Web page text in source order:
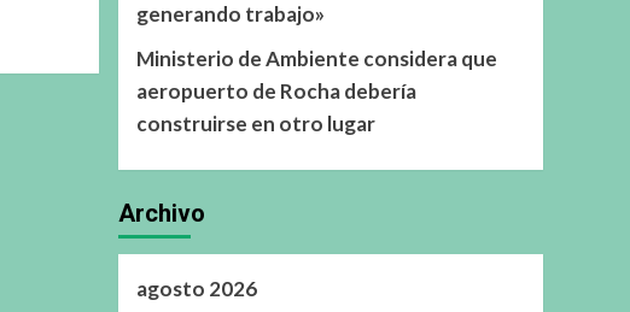
generando trabajo»
Ministerio de Ambiente considera que
aeropuerto de Rocha debería
construirse en otro lugar
Archivo
agosto 2026